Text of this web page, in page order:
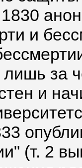
и
лишь за
и
(т. 2